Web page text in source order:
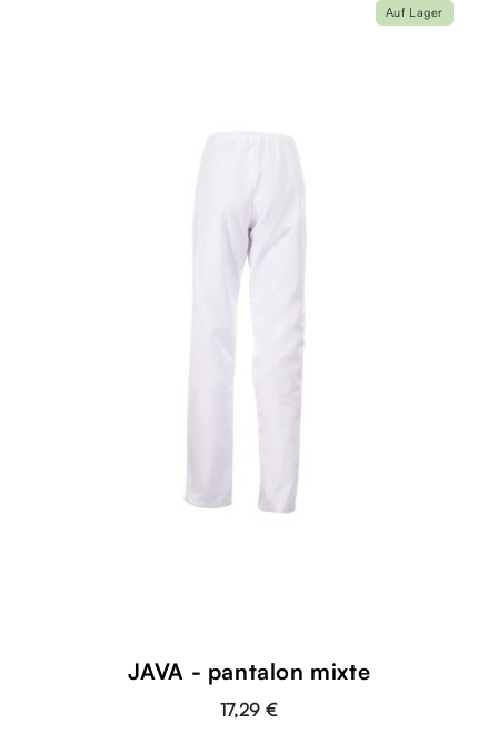
JAVA - pantalon mixte
17,29 €
Auf Lager